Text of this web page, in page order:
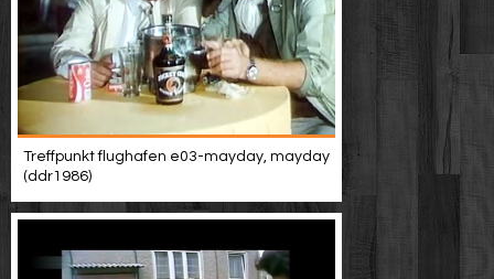
Treffpunkt flughafen e03-mayday, mayday
(ddr1986)